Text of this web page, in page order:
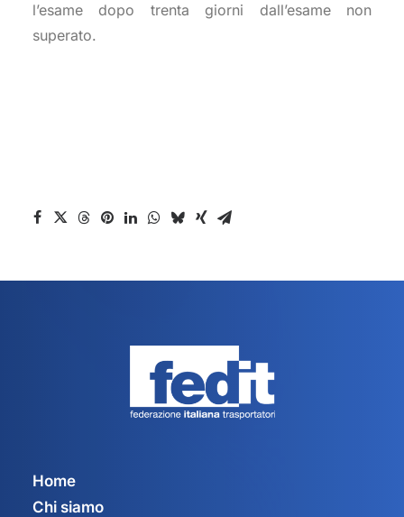
l’esame dopo trenta giorni dall’esame non
superato.
Home
Chi siamo